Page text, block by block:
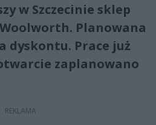
w Szczecinie sklep
Planowana
dyskontu. Prace już
zaplanowano